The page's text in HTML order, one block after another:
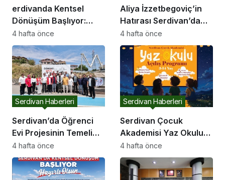
erdivanda Kentsel
Dönüşüm Başlıyor:
Başkan Çelikten Davet
4 hafta önce
Aliya İzzetbegoviç’in
Hatırası Serdivan’da
Yaşatılıyor
4 hafta önce
Serdivan’da Öğrenci
Evi Projesinin Temeli
Atıldı
Serdivan Haberleri
4 hafta önce
Serdivan Çocuk
Akademisi Yaz Okulu
Kapılarını Açıyor
Serdivan Haberleri
4 hafta önce